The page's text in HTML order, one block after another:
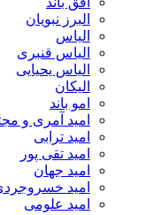
البرز نبویان
الیاس
الیاس قنبرى
الیاس یحیایی
الیکان
امو باند
امید آمری و
امید ترابی
امید تقی پور
امید جهان
امید
امید علومی